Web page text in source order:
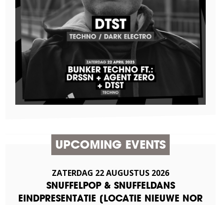
UPCOMING EVENTS
ZATERDAG 22AUGUSTUS 2026
SNUFFELPOP & SNUFFELDANS
EINDPRESENTATIE [LOCATIE NIEUWE NOR